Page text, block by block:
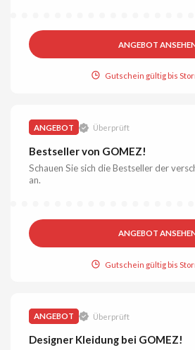
ANGEBOT
Gutschein gültig bis
ANGEBOT Überprüft
Bestseller von GOMEZ!
Schauen Sie sich die Bestseller der
an.
ANGEBOT
Gutschein gültig bis
ANGEBOT Überprüft
Designer Kleidung bei GOMEZ!